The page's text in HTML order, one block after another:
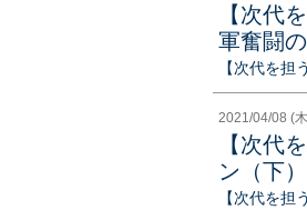
【次代
軍奮闘
【次代を担
2021/04/08 (
【次代
ン（下
【次代を担